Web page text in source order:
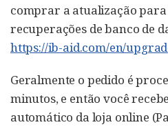
comprar a atualização para
recuperações de banco de
https://ib-aid.com/en/
Geralmente o pedido é
minutos, e então você
automático da loja online